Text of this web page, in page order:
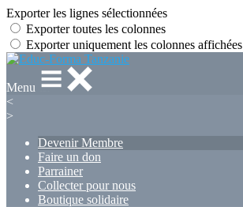
Exporter les lignes sélectionnées
Exporter toutes les colonnes
Exporter uniquement les colonnes affichées
Menu
<
>
Devenir Membre
Faire un don
Parrainer
Collecter pour nous
Boutique solidaire